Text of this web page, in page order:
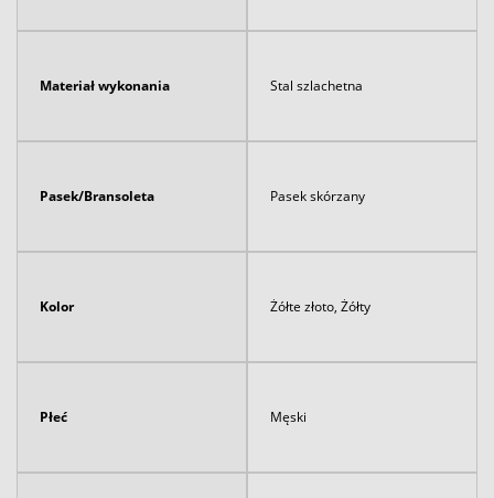
Materiał wykonania Stal szlachetna
Pasek/Bransoleta Pasek skórzany
Kolor Żółte złoto, Żółty
Płeć Męski